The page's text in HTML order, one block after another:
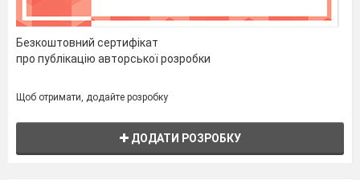
Безкоштовний сертифікат
про публікацію авторської розробки
Щоб отримати, додайте розробку
ДОДАТИ РОЗРОБКУ